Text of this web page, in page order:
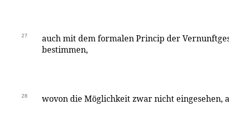
27
auch mit dem formalen Princip der
bestimmen,
28 wovon die Möglichkeit zwar nicht eingesehen,